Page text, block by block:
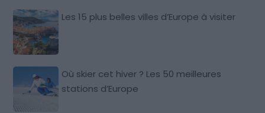
Les 15 plus belles villes d’Europe à visiter
Où skier cet hiver ? Les 50 meilleures
stations d’Europe